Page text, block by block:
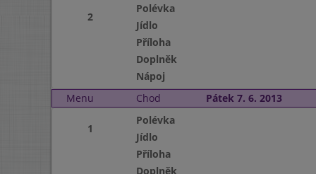
2
Polévka
Jídlo
Příloha
Doplněk
Nápoj
Menu
Chod Pátek 7. 6. 2013
1
Polévka
Jídlo
Příloha
Doplněk